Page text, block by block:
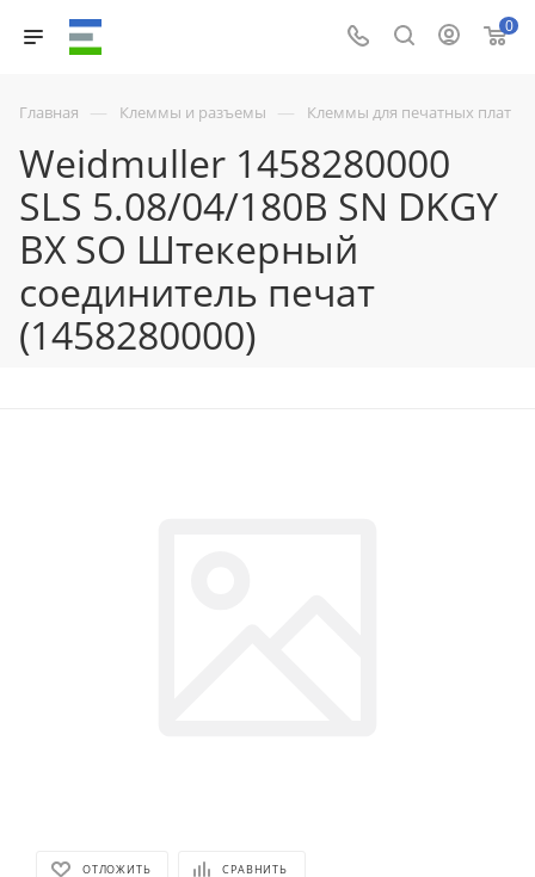
0
Главная — Клеммы и разъемы — Клеммы для печатных плат
Weidmuller 1458280000
SLS 5.08/04/180B SN DKGY
BX SO Штекерный
соединитель печат
(1458280000)
ОТЛОЖИТЬ СРАВНИТЬ